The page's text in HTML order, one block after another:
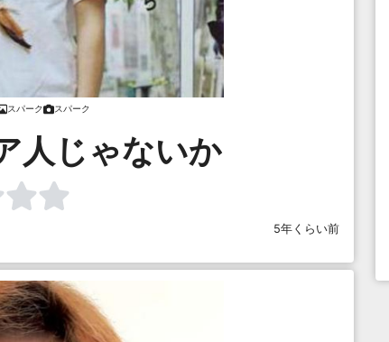
スパーク スパーク
人じゃないか
5年くらい前